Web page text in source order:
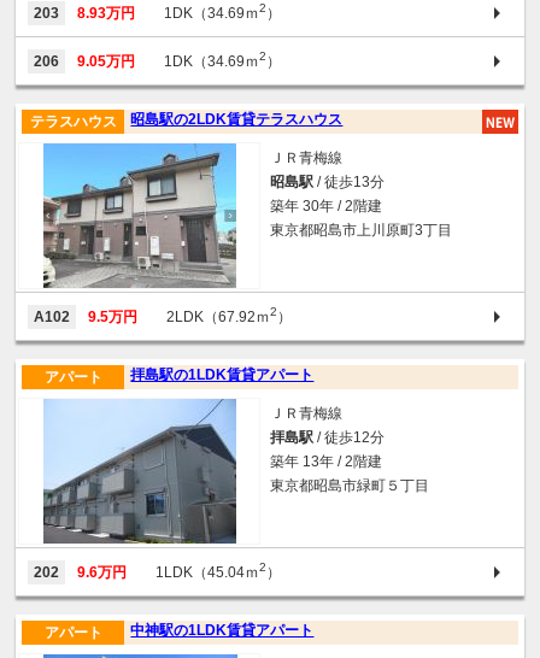
203 8.93万円 1DK（34.69ｍ2 ）
206 9.05万円 1DK（34.69ｍ2 ）
昭島駅の2LDK賃貸テラスハウス
テラスハウス
ＪＲ青梅線
昭島駅 / 徒歩13分
築年 30年 / 2階建
東京都昭島市上川原町3丁目
A102 9.5万円 2LDK（67.92ｍ2 ）
拝島駅の1LDK賃貸アパート
アパート
ＪＲ青梅線
拝島駅 / 徒歩12分
築年 13年 / 2階建
東京都昭島市緑町５丁目
202 9.6万円 1LDK（45.04ｍ2 ）
中神駅の1LDK賃貸アパート
アパート